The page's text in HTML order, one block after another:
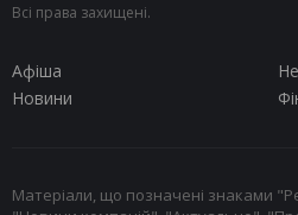
Всі права захищені.
Афіша
Новини
Матеріали, що позначені знаками